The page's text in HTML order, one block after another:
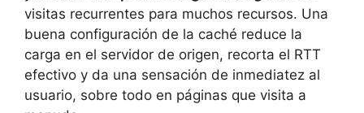
visitas recurrentes para muchos recursos. Una
buena configuración de la caché reduce la
carga en el servidor de origen, recorta el RTT
efectivo y da una sensación de inmediatez al
usuario, sobre todo en páginas que visita a